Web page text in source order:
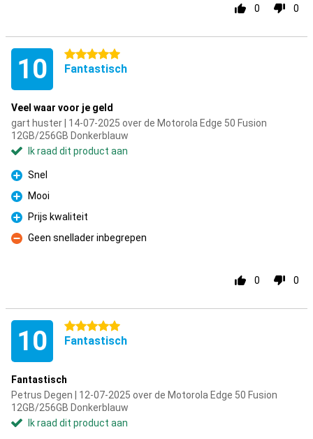
0 0
10 5 sterren
Fantastisch
Veel waar voor je geld
gart huster | 14-07-2025 over de Motorola Edge 50 Fusion
12GB/256GB Donkerblauw
Ik raad dit product aan
Pluspunt
Snel
Pluspunt
Mooi
Pluspunt
Prijs kwaliteit
Minpunt
Geen snellader inbegrepen
0 0
10 5 sterren
Fantastisch
Fantastisch
Petrus Degen | 12-07-2025 over de Motorola Edge 50 Fusion
12GB/256GB Donkerblauw
Ik raad dit product aan